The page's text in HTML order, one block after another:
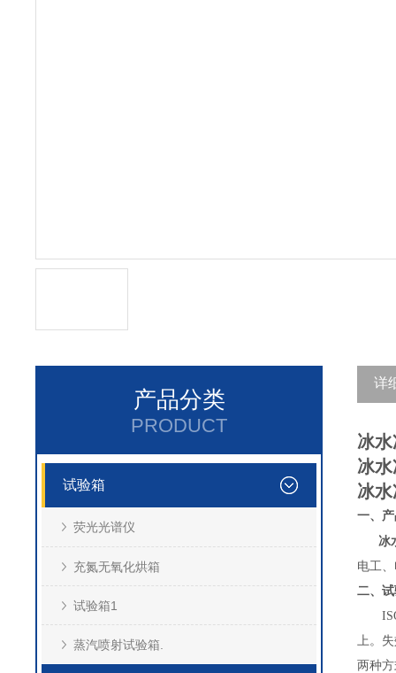
产品分类
PRODUCT
试验箱
荧光光谱仪
充氮无氧化烘箱
试验箱1
蒸汽喷射试验箱.
详
冰
冰
冰
一、
冰
电工
二、
ISO
上。
两种